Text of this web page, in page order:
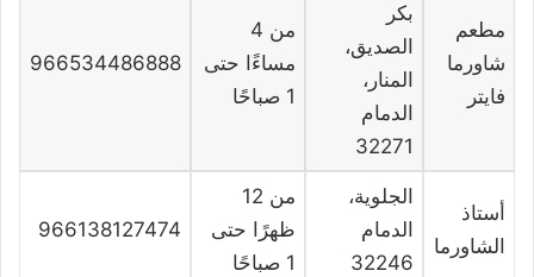
مطعم
شاورما
فايتر
بكر
الصديق،
المنار،
الدمام
32271
من 4
مساءًا حتى
1 صباحًا
966534486888
أستاذ
الشاورما
الجلوية،
الدمام
32246
من 12
ظهرًا حتى
1 صباحًا
966138127474